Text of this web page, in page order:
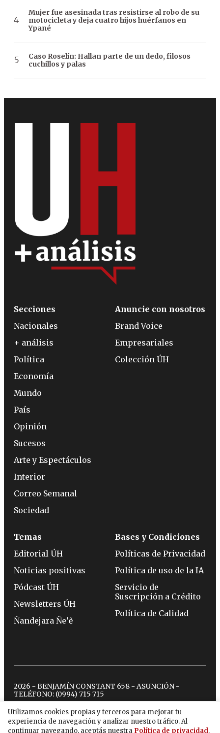
Mujer fue asesinada tras resistirse al robo de su
motocicleta y deja cuatro hijos huérfanos en
Ypané
Caso Roselín: Hallan parte de un dedo, filosos
cuchillos y palas
Utilizamos cookies propias y terceros para mejorar tu
experiencia de navegación y analizar nuestro tráfico. Al
continuar navegando, aceptás nuestra Política de privacidad.
Secciones
Nacionales
+ análisis
Política
Economía
Mundo
País
Opinión
Sucesos
Arte y Espectáculos
Interior
Correo Semanal
Sociedad
Anuncie con nosotros
Brand Voice
Empresariales
Colección ÚH
Temas
Editorial ÚH
Noticias positivas
Pódcast ÚH
Newsletters ÚH
Ñandejara Ñe’ẽ
Bases y Condiciones
Políticas de Privacidad
Política de uso de la IA
Servicio de
Suscripción a Crédito
Política de Calidad
2026 - BENJAMÍN CONSTANT 658 - ASUNCIÓN -
TELÉFONO: (0994) 715 715
twitterinstagram
facebook
tiktokyoutubespotify